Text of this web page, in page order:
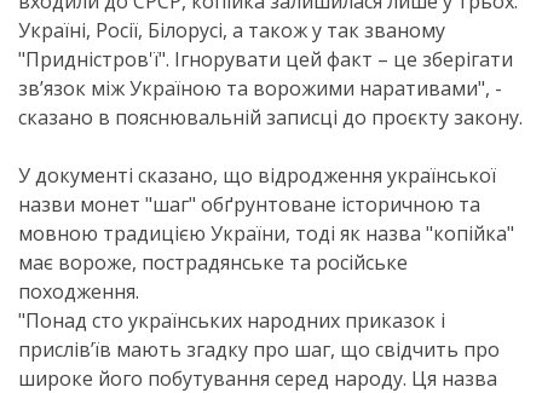
Україні, Росії, Білорусі, а також у так званому
"Придністров'ї". Ігнорувати цей факт – це зберігати
зв’язок між Україною та ворожими наративами", -
сказано в пояснювальній записці до проєкту закону.
У документі сказано, що відродження української
назви монет "шаг" обґрунтоване історичною та
мовною традицією України, тоді як назва "копійка"
має вороже, пострадянське та російське
походження.
"Понад сто українських народних приказок і
прислів’їв мають згадку про шаг, що свідчить про
широке його побутування серед народу. Ця назва